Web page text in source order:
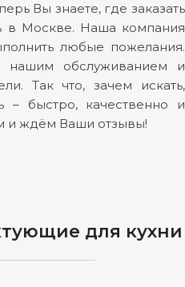
Вы знаете, где заказать
в Москве. Наша компания
любые пожелания.
нашим обслуживанием и
Так что, зачем искать,
быстро, качественно и
и ждём Ваши отзывы!
для кухни